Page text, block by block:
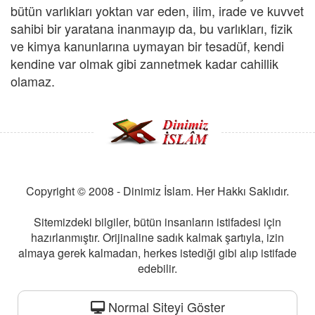
bütün varlıkları yoktan var eden, ilim, irade ve kuvvet
sahibi bir yaratana inanmayıp da, bu varlıkları, fizik
ve kimya kanunlarına uymayan bir tesadüf, kendi
kendine var olmak gibi zannetmek kadar cahillik
olamaz.
Copyright © 2008 - Dinimiz İslam. Her Hakkı Saklıdır.
Sitemizdeki bilgiler, bütün insanların istifadesi için
hazırlanmıştır. Orijinaline sadık kalmak şartıyla, izin
almaya gerek kalmadan, herkes istediği gibi alıp istifade
edebilir.
Normal Siteyi Göster